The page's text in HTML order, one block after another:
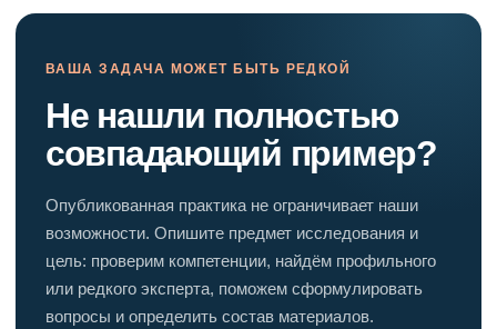
ВАША ЗАДАЧА МОЖЕТ БЫТЬ РЕДКОЙ
Не нашли полностью
совпадающий пример?
Опубликованная практика не ограничивает наши
возможности. Опишите предмет исследования и
цель: проверим компетенции, найдём профильного
или редкого эксперта, поможем сформулировать
вопросы и определить состав материалов.